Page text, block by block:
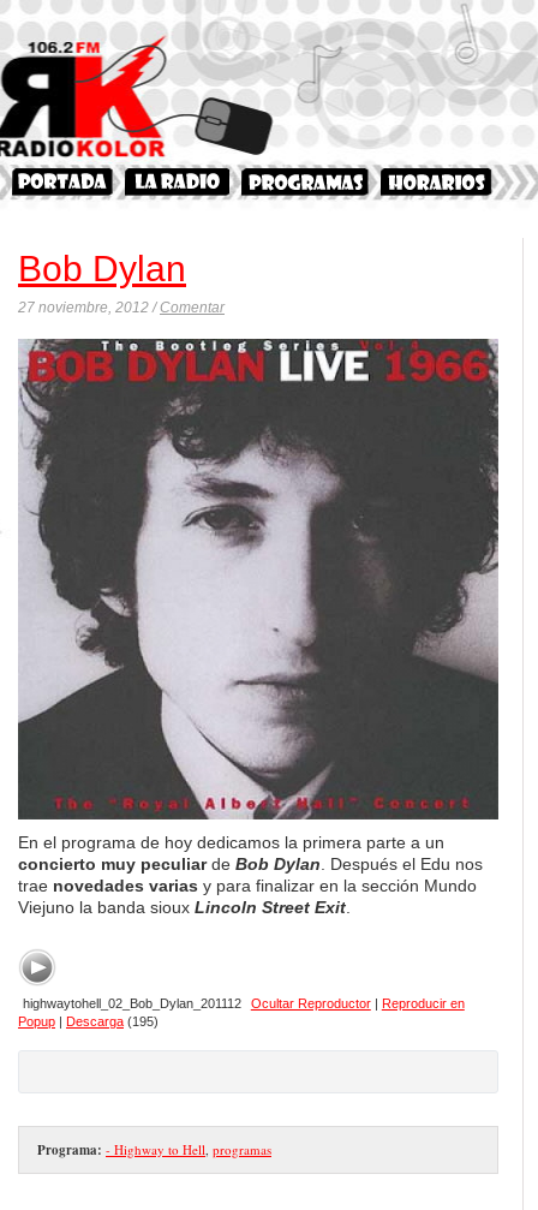
Bob Dylan
27 noviembre, 2012 /Comentar
En el programa de hoy dedicamos la primera parte a un
concierto muy peculiarde Bob Dylan . Después el Edu nos
trae novedades varias y para finalizar en la sección Mundo
Viejuno la banda sioux Lincoln Street Exit
highwaytohell_02_Bob_Dylan_201112 Ocultar Reproductor| Reproducir en
Popup | Descarga (195)
Programa: - Highway to Hell programas